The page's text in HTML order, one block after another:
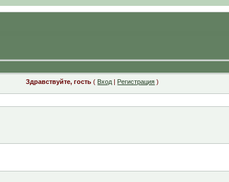
Здравствуйте, гость ( Вход | Регистрация )